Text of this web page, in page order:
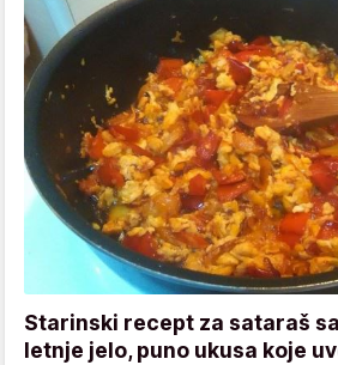
Starinski recept za sataraš
letnje jelo, puno ukusa koje